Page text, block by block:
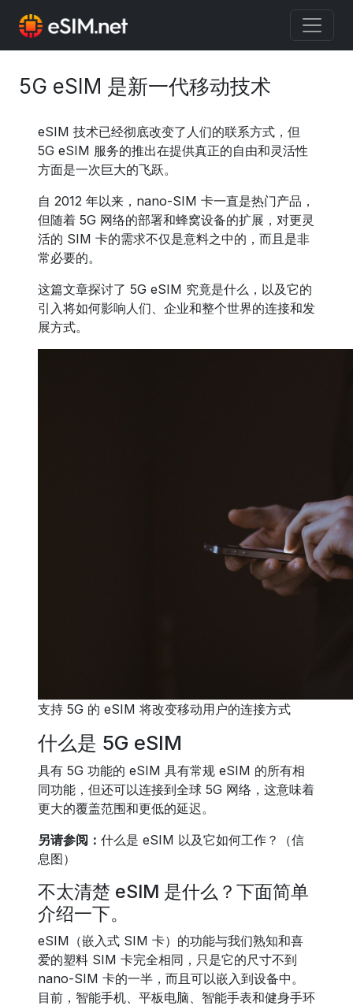
5G eSIM 是新一代移动技术
eSIM 技术已经彻底改变了人们的联系方式，但
5G eSIM 服务的推出在提供真正的自由和灵活性
方面是一次巨大的飞跃。
自 2012 年以来，nano-SIM 卡一直是热门产品，
但随着 5G 网络的部署和蜂窝设备的扩展，对更灵
活的 SIM 卡的需求不仅是意料之中的，而且是非
常必要的。
这篇文章探讨了 5G eSIM 究竟是什么，以及它的
引入将如何影响人们、企业和整个世界的连接和发
展方式。
支持 5G 的 eSIM 将改变移动用户的连接方式
什么是 5G eSIM
具有 5G 功能的 eSIM 具有常规 eSIM 的所有相
同功能，但还可以连接到全球 5G 网络，这意味着
更大的覆盖范围和更低的延迟。
另请参阅： 什么是 eSIM 以及它如何工作？（信
息图）
不太清楚 eSIM 是什么？下面简单
介绍一下。
eSIM（嵌入式 SIM 卡）的功能与我们熟知和喜
爱的塑料 SIM 卡完全相同，只是它的尺寸不到
nano-SIM 卡的一半，而且可以嵌入到设备中。
目前，智能手机、平板电脑、智能手表和健身手环